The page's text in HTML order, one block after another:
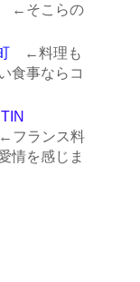
←そこらの
←料理も
食事ならコ
ランス料
情を感じま